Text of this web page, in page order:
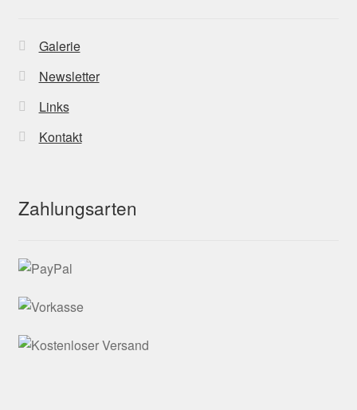
Galerie
Newsletter
Links
Kontakt
Zahlungsarten